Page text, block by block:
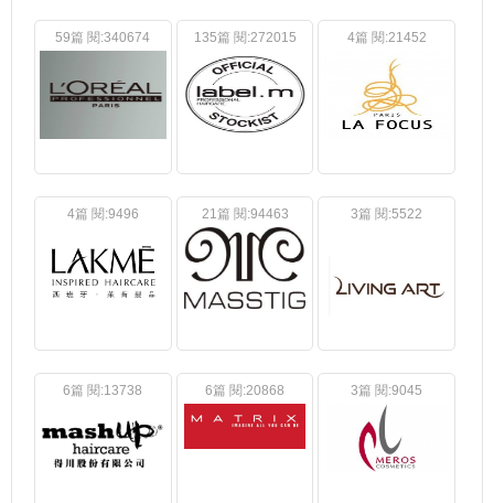
59篇 閱:340674 135篇 閱:272015 4篇 閱:21452
4篇 閱:9496 21篇 閱:94463 3篇 閱:5522
6篇 閱:13738 6篇 閱:20868 3篇 閱:9045